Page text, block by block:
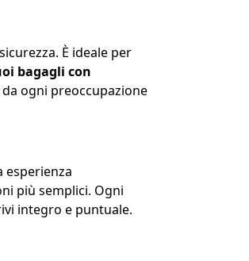
È ideale per
bagagli con
ogni preoccupazione
esperienza
più semplici. Ogni
integro e puntuale.